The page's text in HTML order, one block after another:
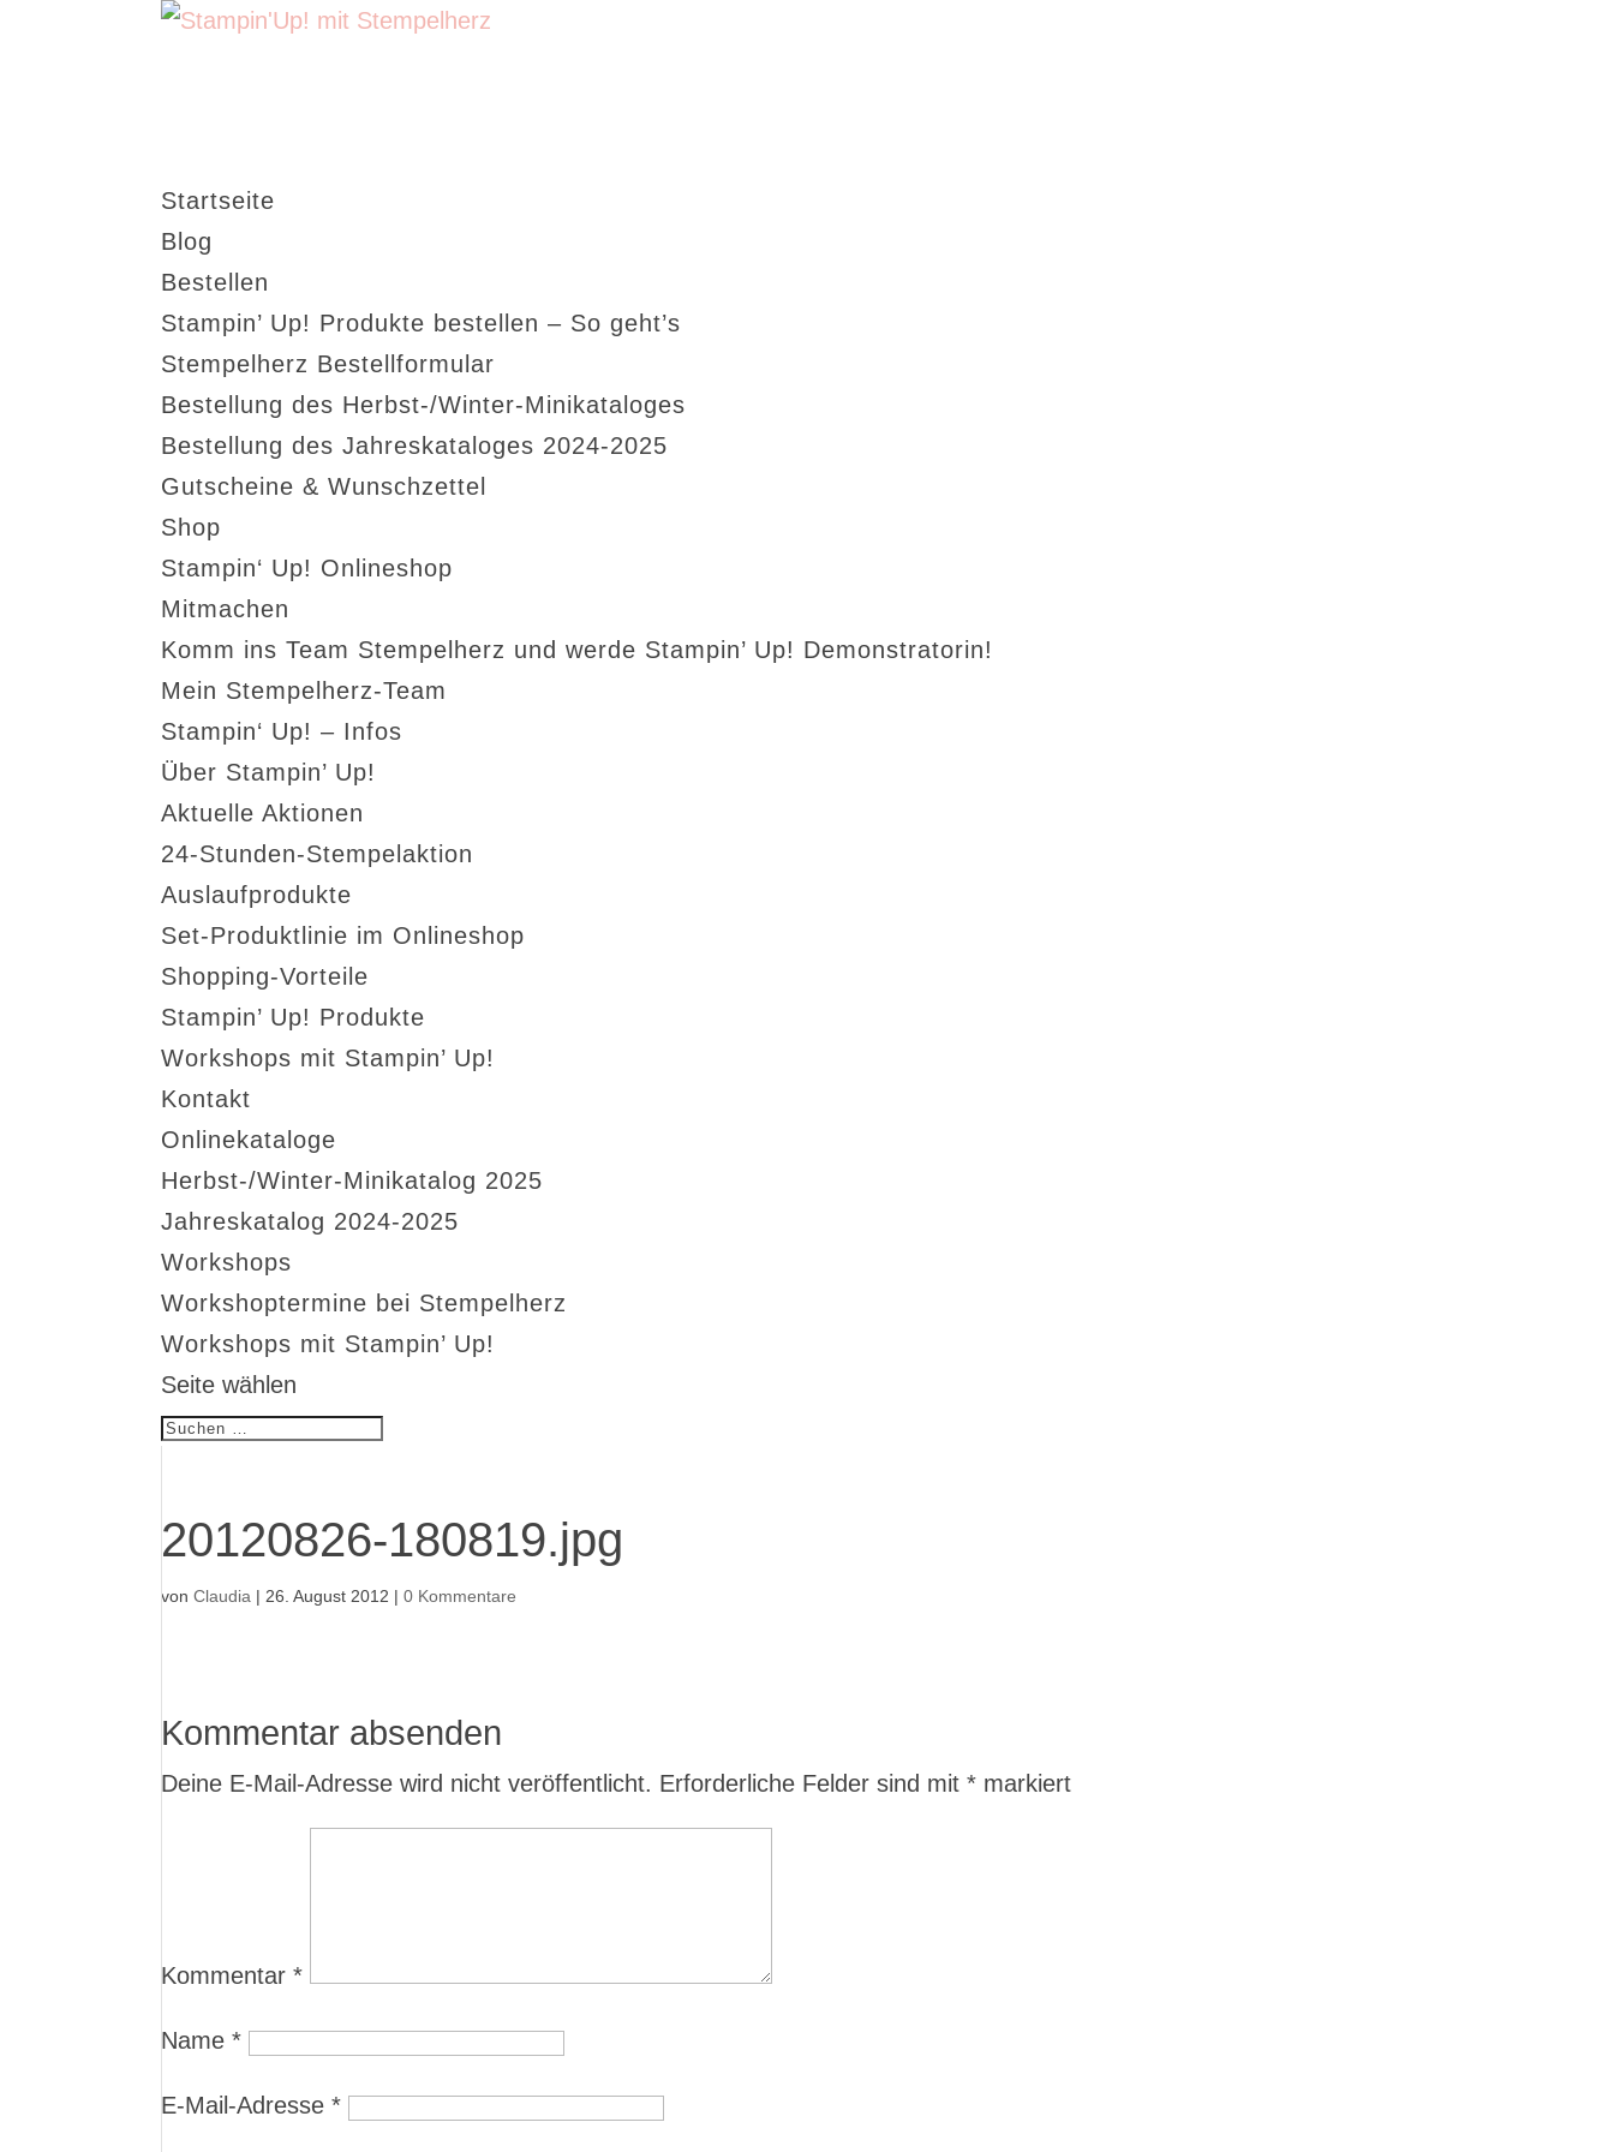
Startseite
Blog
Bestellen
Stampin’ Up! Produkte bestellen – So geht’s
Stempelherz Bestellformular
Bestellung des Herbst-/Winter-Minikataloges
Bestellung des Jahreskataloges 2024-2025
Gutscheine & Wunschzettel
Shop
Stampin‘ Up! Onlineshop
Mitmachen
Komm ins Team Stempelherz und werde Stampin’ Up! Demonstratorin!
Mein Stempelherz-Team
Stampin‘ Up! – Infos
Über Stampin’ Up!
Aktuelle Aktionen
24-Stunden-Stempelaktion
Auslaufprodukte
Set-Produktlinie im Onlineshop
Shopping-Vorteile
Stampin’ Up! Produkte
Workshops mit Stampin’ Up!
Kontakt
Onlinekataloge
Herbst-/Winter-Minikatalog 2025
Jahreskatalog 2024-2025
Workshops
Workshoptermine bei Stempelherz
Workshops mit Stampin’ Up!
Seite wählen
20120826-180819.jpg
vonClaudia | 26. August 2012 |0 Kommentare
Kommentar absenden
Deine E-Mail-Adresse wird nicht veröffentlicht. Erforderliche Felder sind mit* markiert
Kommentar*
Name*
E-Mail-Adresse*